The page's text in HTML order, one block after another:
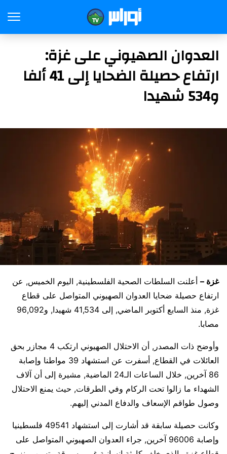
العدوان الصهيوني على غزة:
ارتفاع حصيلة الضحايا إلى 41 ألفا
و534 شهيدا
غزة – أعلنت السلطات الصحية الفلسطينية, اليوم الخميس, عن
ارتفاع حصيلة ضحايا العدوان الصهيوني المتواصل على قطاع
غزة, منذ السابع أكتوبر الماضي, إلى 41,534 شهيدا, و96,092
مصابا.
وأوضح ذات المصدر, أن الاحتلال الصهيوني ارتكب 4 مجازر بحق
العائلات في القطاع, أسفرت عن استشهاد 39 مواطنا وإصابة
86 آخرين, خلال الساعات الـ24 الماضية, مشيرة إلى أن آلاف
الشهداء ما زالوا تحت الركام وفي الطرقات, حيث يمنع الاحتلال
وصول طواقم الإسعاف والدفاع المدني إليهم.
وكانت حصيلة سابقة قد أشارت إلى استشهاد 49541 فلسطينيا
وإصابة 96006 آخرين, جراء العدوان الصهيوني المتواصل على